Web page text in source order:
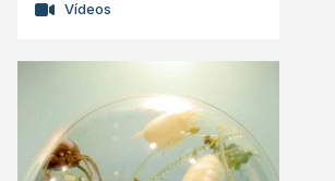
Vídeos